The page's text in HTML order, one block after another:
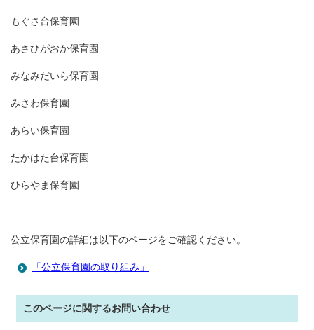
もぐさ台保育園
あさひがおか保育園
みなみだいら保育園
みさわ保育園
あらい保育園
たかはた台保育園
ひらやま保育園
公立保育園の詳細は以下のページをご確認ください。
「公立保育園の取り組み」
このページに関するお問い合わせ